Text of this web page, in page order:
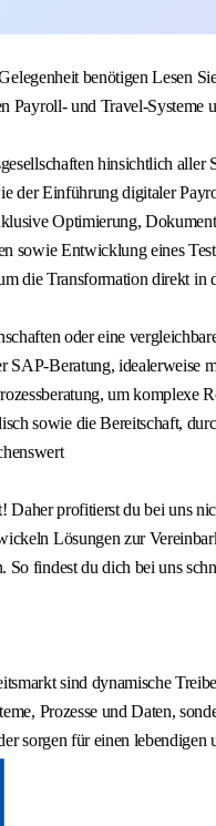
benötigen Lesen
Payroll- und Travel-
hinsichtlich
der Einführung digitaler
Optimierung,
sowie Entwicklung eines
die Transformation direkt in
oder eine
SAP-Beratung,
um komplexe
sowie die Bereitschaft,
Daher profitierst du bei uns
Lösungen zur
So findest du dich bei uns
sind dynamische
Prozesse und Daten,
sorgen für einen